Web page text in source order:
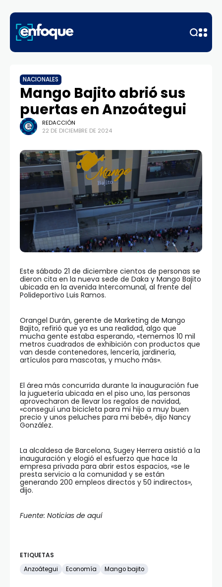
NACIONALES
Mango Bajito abrió sus
puertas en Anzoátegui
REDACCIÓN
22 DE DICIEMBRE DE 2024
Este sábado 21 de diciembre cientos de personas se
dieron cita en la nueva sede de Daka y Mango Bajito
ubicada en la avenida Intercomunal, al frente del
Polideportivo Luis Ramos.
Orangel Durán, gerente de Marketing de Mango
Bajito, refirió que ya es una realidad, algo que
mucha gente estaba esperando, «tememos 10 mil
metros cuadrados de exhibición con productos que
van desde contenedores, lencería, jardinería,
artículos para mascotas, y mucho más».
El área más concurrida durante la inauguración fue
la juguetería ubicada en el piso uno, las personas
aprovecharon de llevar los regalos de navidad,
«conseguí una bicicleta para mi hijo a muy buen
precio y unos peluches para mi bebé», dijo Nancy
González.
La alcaldesa de Barcelona, Sugey Herrera asistió a la
inauguración y elogió el esfuerzo que hace la
empresa privada para abrir estos espacios, «se le
presta servicio a la comunidad y se están
generando 200 empleos directos y 50 indirectos»,
dijo.
Fuente: Noticias de aquí
ETIQUETAS
Anzoátegui
Economía Mango bajito